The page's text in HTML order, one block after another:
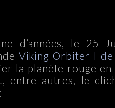
d’années, le 25
Viking Orbiter I de
la planète rouge en
entre autres, le